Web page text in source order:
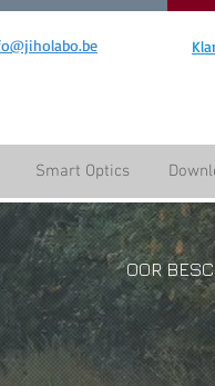
Smart Optics
OOR